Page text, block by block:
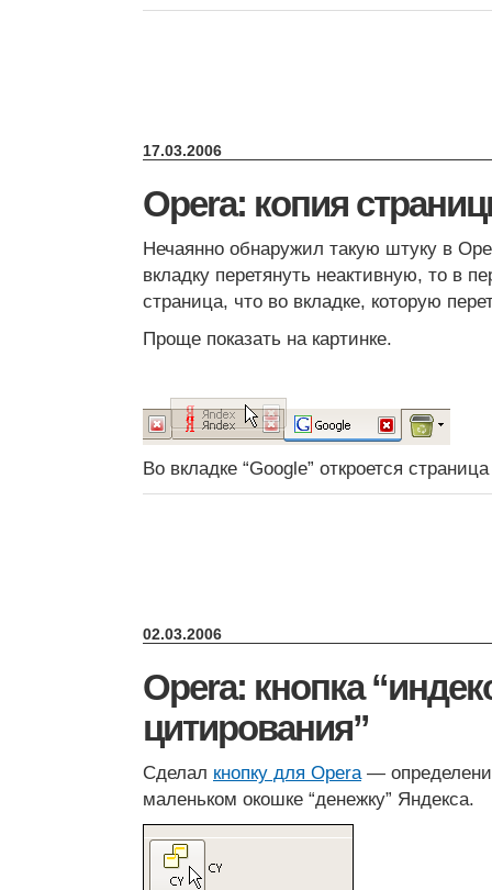
17.03.2006
Opera: копия
Нечаянно обнаружил такую штуку в
вкладку перетянуть неактивную, то в
страница, что во вкладке, которую
Проще показать на картинке.
Во вкладке “Google” откроется
02.03.2006
Opera: кнопка
цитирования”
Сделал кнопку для Opera—
маленьком окошке “денежку” Яндекса.